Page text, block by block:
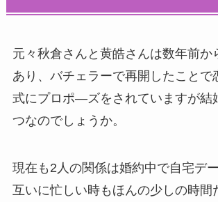
元々秋倉さんと黄皓さんは数年前か
あり、バチェラーで再開したことで
式にプロポ―ズをされていますが結
つなのでしょうか。
現在も2人の関係は婚約中で自宅デ
互いに忙しい時もほんの少しの時間